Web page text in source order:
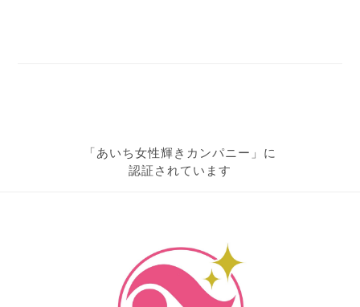
「あいち女性輝きカンパニー」に
認証されています